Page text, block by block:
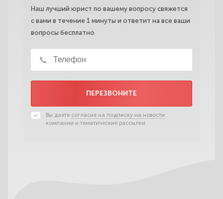
Наш лучший юрист по вашему вопросу свяжется
с вами в течение 1 минуты и ответит на все ваши
вопросы бесплатно
ПЕРЕЗВОНИТЕ
Вы даете согласие на подписку на новости
компании и тематические рассылки